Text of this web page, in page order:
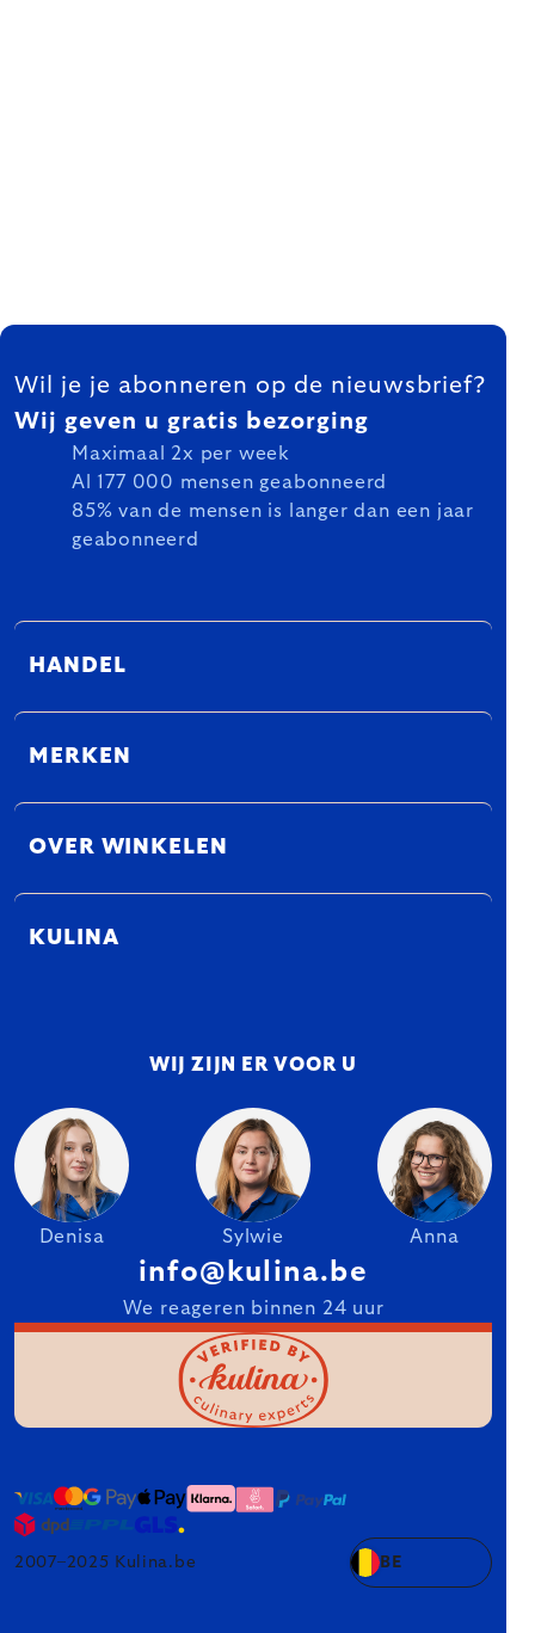
FOOTER
Wil je je abonneren op de nieuwsbrief?
Wij geven u gratis bezorging
Maximaal 2x per week
Al 177 000 mensen geabonneerd
85% van de mensen is langer dan een jaar
geabonneerd
HANDEL
MERKEN
OVER WINKELEN
KULINA
WIJ ZIJN ER VOOR U
Denisa Sylwie Anna
info@kulina.be
We reageren binnen 24 uur
2007–2025 Kulina.be BE